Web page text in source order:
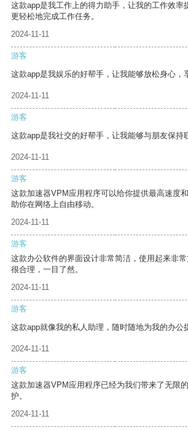
这款app是我工作上的得力助手，让我的工作效率
更轻松地完成工作任务。
2024-11-11
游客
这款app是我娱乐的好帮手，让我能够放松身心，
2024-11-11
游客
这款app是我社交的好帮手，让我能够与朋友保持
2024-11-11
游客
这款加速器VPM应用程序可以给你提供最高速度
助你在网络上自由移动。
2024-11-11
游客
这款办公软件的界面设计非常简洁，使用起来非
很合理，一目了然。
2024-11-11
游客
这款app就像我的私人助理，随时随地为我的办公
2024-11-11
游客
这款加速器VPM应用程序已经为我们带来了无限
护。
2024-11-11